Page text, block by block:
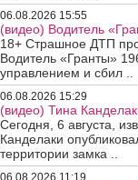
06.08.2026 15:55
(видео) Водитель
18+ Страшное ДТП
Водитель «Гранты»
управлением и сбил ..
06.08.2026 15:29
(видео) Тина
Сегодня, 6 августа,
Канделаки
территории замка ..
06.08.2026 11:19